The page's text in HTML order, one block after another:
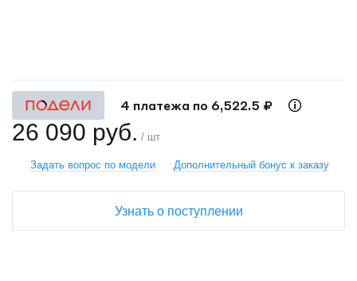
4 платежа по 6,522.5 ₽
26 090 руб. / шт
Задать вопрос по модели Дополнительный бонус к заказу
Узнать о поступлении